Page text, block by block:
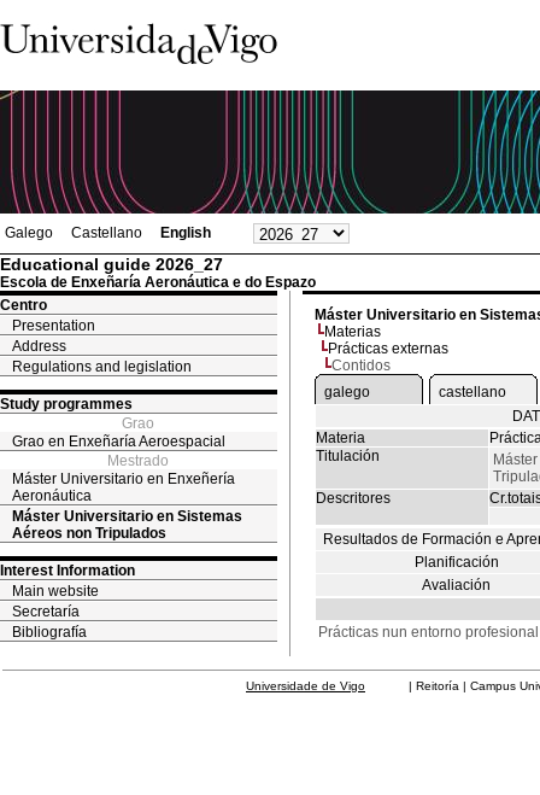
Galego Castellano English
Educational guide 2026_27
Escola de Enxeñaría Aeronáutica e do Espazo
Centro
Presentation
Address
Regulations and legislation
Study programmes
Grao
Grao en Enxeñaría Aeroespacial
Mestrado
Máster Universitario en Enxeñería
Aeronáutica
Máster Universitario en Sistemas
Aéreos non Tripulados
Interest Information
Main website
Secretaría
Bibliografía
Máster Universitario en
Materias
Prácticas externas
Contidos
galego
castellano
Materia
Titulación
Descritores
Resultados de Formación e
Planificación
Avaliación
Prácticas nun entorno
Universidade de Vigo | Reitoría | Campus